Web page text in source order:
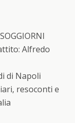
Alfredo
di Napoli
resoconti e